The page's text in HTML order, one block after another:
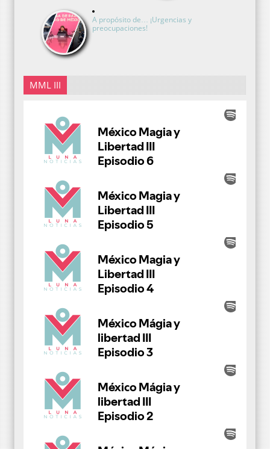
A propósito de… ¡Urgencias y
preocupaciones!
MML III